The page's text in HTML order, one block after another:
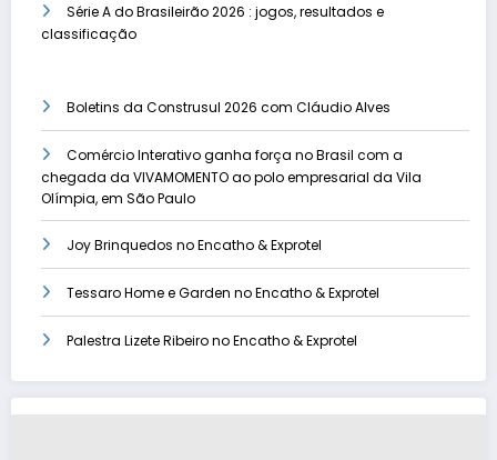
Série A do Brasileirão 2026 : jogos, resultados e
classificação
Boletins da Construsul 2026 com Cláudio Alves
Comércio Interativo ganha força no Brasil com a
chegada da VIVAMOMENTO ao polo empresarial da Vila
Olímpia, em São Paulo
Joy Brinquedos no Encatho & Exprotel
Tessaro Home e Garden no Encatho & Exprotel
Palestra Lizete Ribeiro no Encatho & Exprotel